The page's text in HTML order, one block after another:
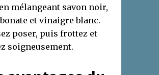
mélangeant savon noir,
et vinaigre blanc.
poser, puis frottez et
soigneusement.